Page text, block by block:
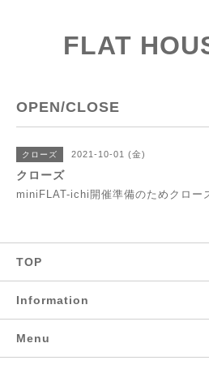
FLAT
OPEN/CLOSE
クローズ 2021-10-01 (金)
クローズ
miniFLAT-ichi開催準備のためクロー
TOP
Information
Menu